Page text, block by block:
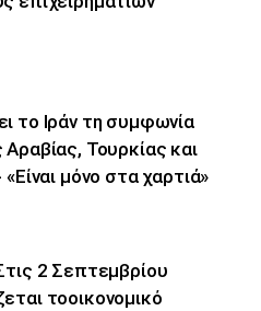
το Ιράν τη συμφωνία
Αραβίας, Τουρκίας και
μόνο στα χαρτιά»
2 Σεπτεμβρίου
τοοικονομικό